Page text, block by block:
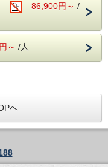
楽しみになれます。
続き加能蟹が入手できない場
す。
に変更いたしました。
86,900円～ /
～ /人
へ